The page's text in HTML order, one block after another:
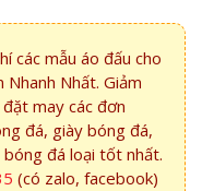
các mẫu áo đấu cho
Nhất. Giảm
may các đơn
đá, giày bóng đá,
đá loại tốt nhất.
(có zalo, facebook)